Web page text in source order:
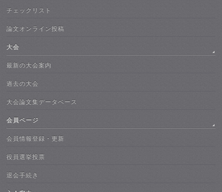
チェックリスト
論文オンライン投稿
大会
最新の大会案内
過去の大会
大会論文集データベース
会員ページ
会員情報登録・更新
役員選挙投票
退会手続き